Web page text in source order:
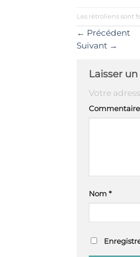
Les rétroliens sont
← Précédent
Suivant →
Laisser
Votre
Commentaire
Nom *